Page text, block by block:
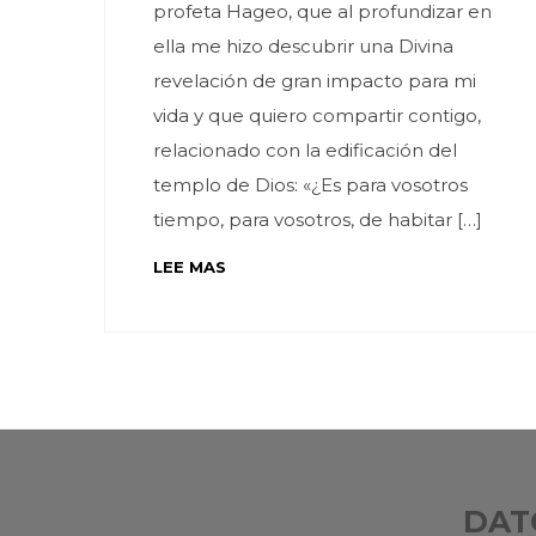
profeta Hageo, que al profundizar en
ella me hizo descubrir una Divina
revelación de gran impacto para mi
vida y que quiero compartir contigo,
relacionado con la edificación del
templo de Dios: «¿Es para vosotros
tiempo, para vosotros, de habitar […]
LEE MAS